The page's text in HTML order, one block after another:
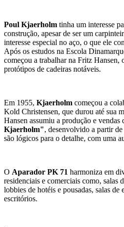
Poul Kjaerholm tinha um interesse
construção, apesar de ser um
interesse especial no aço, o que ele
Após os estudos na Escola
começou a trabalhar na Fritz Hansen,
protótipos de cadeiras notáveis.
Em 1955, Kjaerholm começou a
Kold Christensen, que durou até sua
Hansen assumiu a produção e vendas
Kjaerholm", desenvolvido a partir
são lógicos para o detalhe, com uma
O Aparador PK 71 harmoniza em
residenciais e comerciais como, salas
lobbies de hotéis e pousadas, salas de
escritórios.